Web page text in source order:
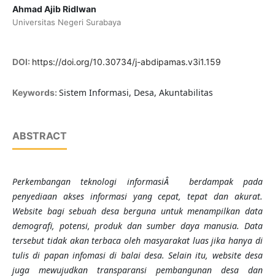
Ahmad Ajib Ridlwan
Universitas Negeri Surabaya
DOI: https://doi.org/10.30734/j-abdipamas.v3i1.159
Keywords: Sistem Informasi, Desa, Akuntabilitas
ABSTRACT
Perkembangan teknologi informasiÂ berdampak pada
penyediaan akses informasi yang cepat, tepat dan akurat.
Website bagi sebuah desa berguna untuk menampilkan data
demografi, potensi, produk dan sumber daya manusia. Data
tersebut tidak akan terbaca oleh masyarakat luas jika hanya di
tulis di papan infomasi di balai desa. Selain itu, website desa
juga mewujudkan transparansi pembangunan desa dan